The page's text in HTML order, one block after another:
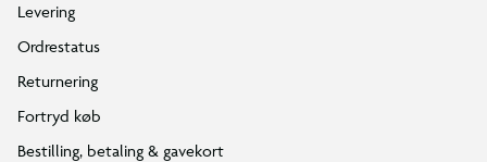
Levering
Ordrestatus
Returnering
Fortryd køb
Bestilling, betaling & gavekort